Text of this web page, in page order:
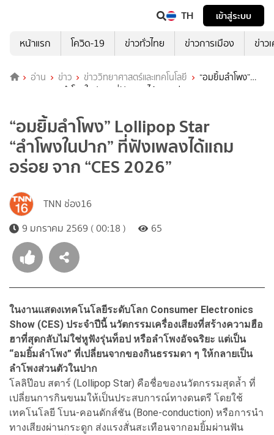
TH
เข้าสู่ระบบ
หน้าแรก
โควิด-19 ข่าวทั่วไทย ข่าวการเมือง ข่าว
อ่าน ข่าว ข่าววิทยาศาสตร์และเทคโนโลยี
“อมยิ้มลำโพง”
Lollipop Star “ลำโพงในปาก” ที่ฟังเพลงได้แถมอร่อย จาก “CES 2026”
“อมยิ้มลำโพง” Lollipop Star
“ลำโพงในปาก” ที่ฟังเพลงได้แถม
อร่อย จาก “CES 2026”
TNN ช่อง16
9 มกราคม 2569 ( 00:18 )
65
ในงานแสดงเทคโนโลยีระดับโลก Consumer Electronics
Show (CES) ประจำปีนี้ นวัตกรรมเครื่องเสียงที่สร้างความฮือ
ฮาที่สุดกลับไม่ใช่หูฟังรุ่นท็อป หรือลำโพงอัจฉริยะ แต่เป็น
“อมยิ้มลำโพง” ที่เปลี่ยนจากของกินธรรมดา ๆ ให้กลายเป็น
ลำโพงส่วนตัวในปาก
โลลิป๊อบ สตาร์ (Lollipop Star) คือชื่อของนวัตกรรมสุดล้ำ ที่
เปลี่ยนการกินขนมให้เป็นประสบการณ์ทางดนตรี โดยใช้
เทคโนโลยี โบน-คอนดักส์ชัน (Bone-conduction) หรือการนำ
ทางเสียงผ่านกระดูก ส่งแรงสั่นสะเทือนจากอมยิ้มผ่านฟัน